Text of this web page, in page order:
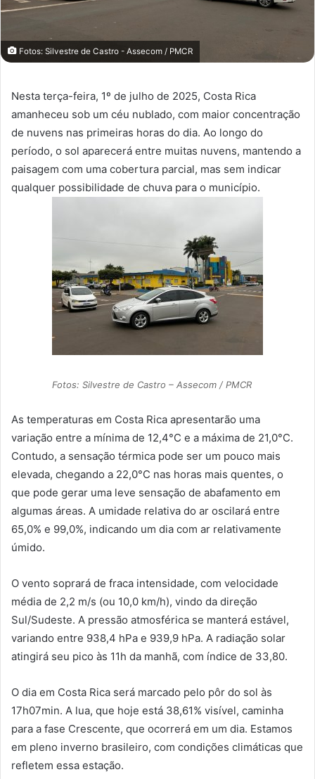
Fotos: Silvestre de Castro - Assecom / PMCR
Nesta terça-feira, 1º de julho de 2025, Costa Rica
amanheceu sob um céu nublado, com maior concentração
de nuvens nas primeiras horas do dia. Ao longo do
período, o sol aparecerá entre muitas nuvens, mantendo a
paisagem com uma cobertura parcial, mas sem indicar
qualquer possibilidade de chuva para o município.
Fotos: Silvestre de Castro – Assecom / PMCR
As temperaturas em Costa Rica apresentarão uma
variação entre a mínima de 12,4°C e a máxima de 21,0°C.
Contudo, a sensação térmica pode ser um pouco mais
elevada, chegando a 22,0°C nas horas mais quentes, o
que pode gerar uma leve sensação de abafamento em
algumas áreas. A umidade relativa do ar oscilará entre
65,0% e 99,0%, indicando um dia com ar relativamente
úmido.
O vento soprará de fraca intensidade, com velocidade
média de 2,2 m/s (ou 10,0 km/h), vindo da direção
Sul/Sudeste. A pressão atmosférica se manterá estável,
variando entre 938,4 hPa e 939,9 hPa. A radiação solar
atingirá seu pico às 11h da manhã, com índice de 33,80.
O dia em Costa Rica será marcado pelo pôr do sol às
17h07min. A lua, que hoje está 38,61% visível, caminha
para a fase Crescente, que ocorrerá em um dia. Estamos
em pleno inverno brasileiro, com condições climáticas que
refletem essa estação.